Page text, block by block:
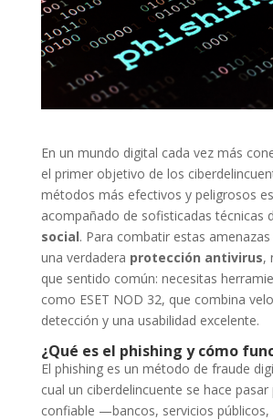
En un mundo digital cada vez más
el primer objetivo de los
métodos más efectivos y peligrosos
acompañado de sofisticadas técnicas
social. Para combatir estas
una verdadera protección antivirus,
que sentido común: necesitas
como ESET NOD 32, que combina
detección y una usabilidad excelente.
¿Qué es el phishing y cómo
El phishing es un método de fraude
cual un ciberdelincuente se hace
confiable —bancos, servicios